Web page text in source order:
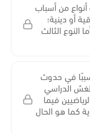
أنواع من أسباب
أو دينية؛
النوع الثالث
سببًا في حدوث
الدراسي
فيما
كما هو الحال